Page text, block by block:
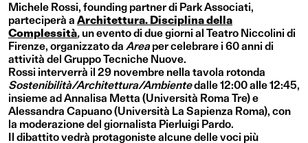
Michele Rossi, founding partner di Park Associati,
parteciperà a Architettura. Disciplina della
Complessità, un evento di due giorni al Teatro Niccolini di
Firenze, organizzato da Areaper celebrare i 60 anni di
attività del Gruppo Tecniche Nuove.
Rossi interverrà il 29 novembre nella tavola rotonda
Sostenibilità/Architettura/Ambientedalle 12:00 alle 12:45,
insieme ad Annalisa Metta (Università Roma Tre) e
Alessandra Capuano (Università La Sapienza Roma), con
la moderazione del giornalista Pierluigi Pardo.
Il dibattito vedrà protagoniste alcune delle voci più